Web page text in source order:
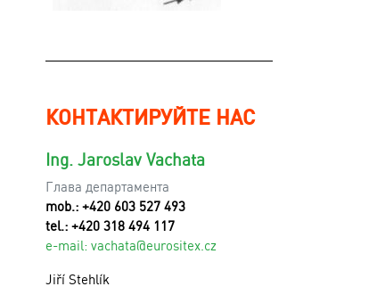
КОНТАКТИРУЙТЕ НАС
Ing. Jaroslav Vachata
Глава департамента
mob.: +420 603 527 493
tel.: +420 318 494 117
e-mail: vachata@eurositex.cz
Jiří Stehlík